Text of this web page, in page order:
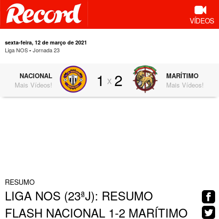
VÍDEOS
sexta-feira, 12 de março de 2021
Liga NOS - Jornada 23
NACIONAL
Mais Vídeos!
1 x 2
MARÍTIMO
Mais Vídeos!
RESUMO
LIGA NOS (23ªJ): RESUMO
FLASH NACIONAL 1-2 MARÍTIMO